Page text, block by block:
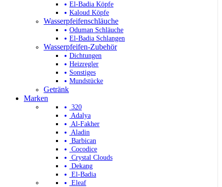
El-Badia Köpfe
Kaloud Köpfe
Wasserpfeifenschläuche
Oduman Schläuche
El-Badia Schlangen
Wasserpfeifen-Zubehör
Dichtungen
Heizregler
Sonstiges
Mundstücke
Getränk
Marken
320
Adalya
Al-Fakher
Aladin
Barbican
Cocodice
Crystal Clouds
Dekang
El-Badia
Eleaf